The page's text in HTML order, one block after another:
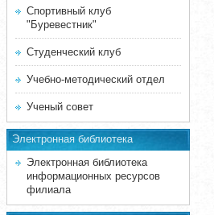
Спортивный клуб
"Буревестник"
Студенческий клуб
Учебно-методический отдел
Ученый совет
Электронная библиотека
Электронная библиотека
информационных ресурсов
филиала